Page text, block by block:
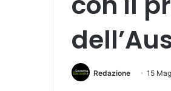
Redazione 15